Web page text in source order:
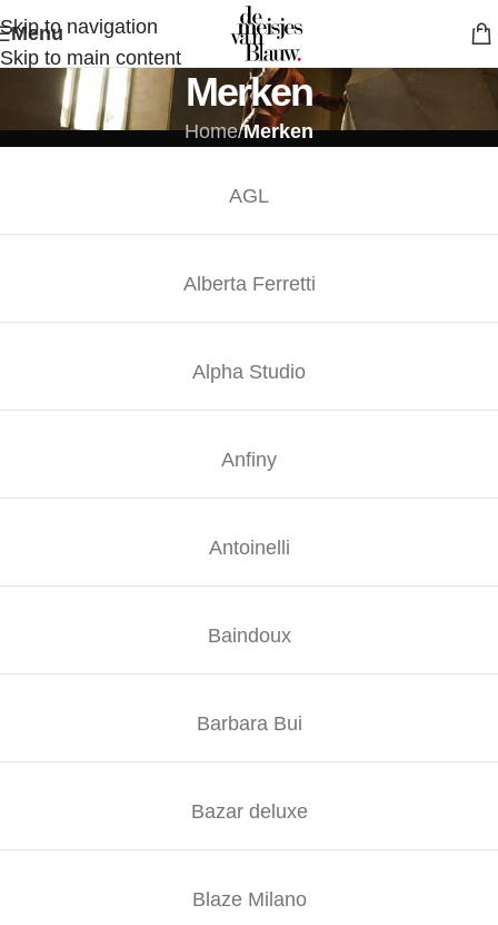
Skip to navigation
Skip to main content
Menu
Merken
Home/Merken
AGL
Alberta Ferretti
Alpha Studio
Anfiny
Antoinelli
Baindoux
Barbara Bui
Bazar deluxe
Blaze Milano